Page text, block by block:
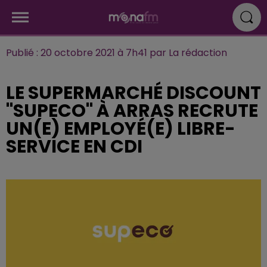
Publié : 20 octobre 2021 à 7h41 par La rédaction
LE SUPERMARCHÉ DISCOUNT
"SUPECO" À ARRAS RECRUTE
UN(E) EMPLOYÉ(E) LIBRE-
SERVICE EN CDI